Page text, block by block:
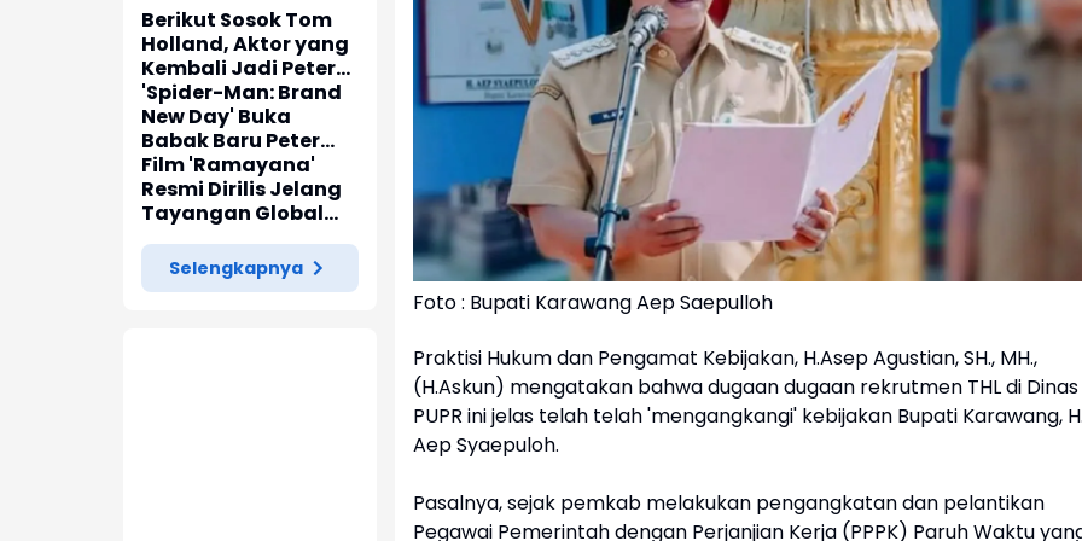
Berikut Sosok Tom
Holland, Aktor yang
Kembali Jadi Peter
Parker di 'Spider-
Man: Brand New Day'
'Spider-Man: Brand
New Day' Buka
Babak Baru Peter
Parker di Marvel
Cinematic Universe
Film 'Ramayana'
Resmi Dirilis Jelang
Tayangan Global
pada November
2026
Selengkapnya
Foto : Bupati Karawang Aep Saepulloh
Praktisi Hukum dan Pengamat Kebijakan, H.Asep Agustian, SH., MH.,
(H.Askun) mengatakan bahwa dugaan dugaan rekrutmen THL di Dinas
PUPR ini jelas telah telah 'mengangkangi' kebijakan Bupati Karawang, H.
Aep Syaepuloh.
Pasalnya, sejak pemkab melakukan pengangkatan dan pelantikan
Pegawai Pemerintah dengan Perjanjian Kerja (PPPK) Paruh Waktu